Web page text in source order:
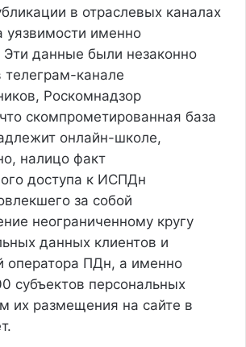
в отраслевых каналах
уязвимости именно
Эти данные были незаконно
канале
Роскомнадзор
скомпрометированная база
онлайн-школе,
налицо факт
доступа к ИСПДн
за собой
неограниченному кругу
данных клиентов и
оператора ПДн, а именно
субъектов персональных
их размещения на сайте в